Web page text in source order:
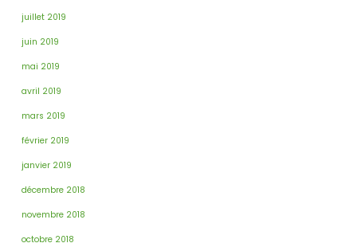
juillet 2019
juin 2019
mai 2019
avril 2019
mars 2019
février 2019
janvier 2019
décembre 2018
novembre 2018
octobre 2018